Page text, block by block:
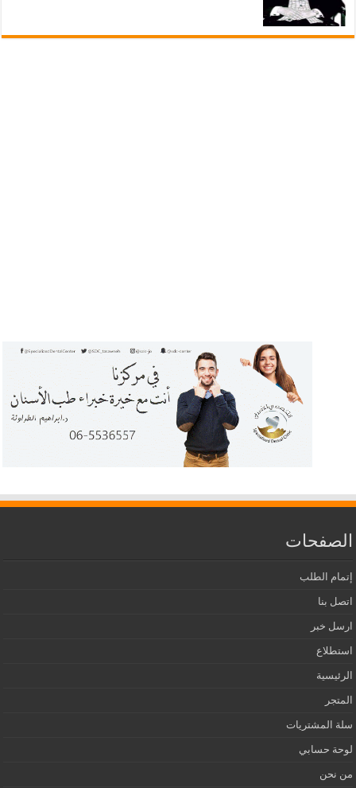
الصفحات
إتمام الطلب
اتصل بنا
ارسل خبر
استطلاع
الرئيسية
المتجر
سلة المشتريات
لوحة حسابي
من نحن